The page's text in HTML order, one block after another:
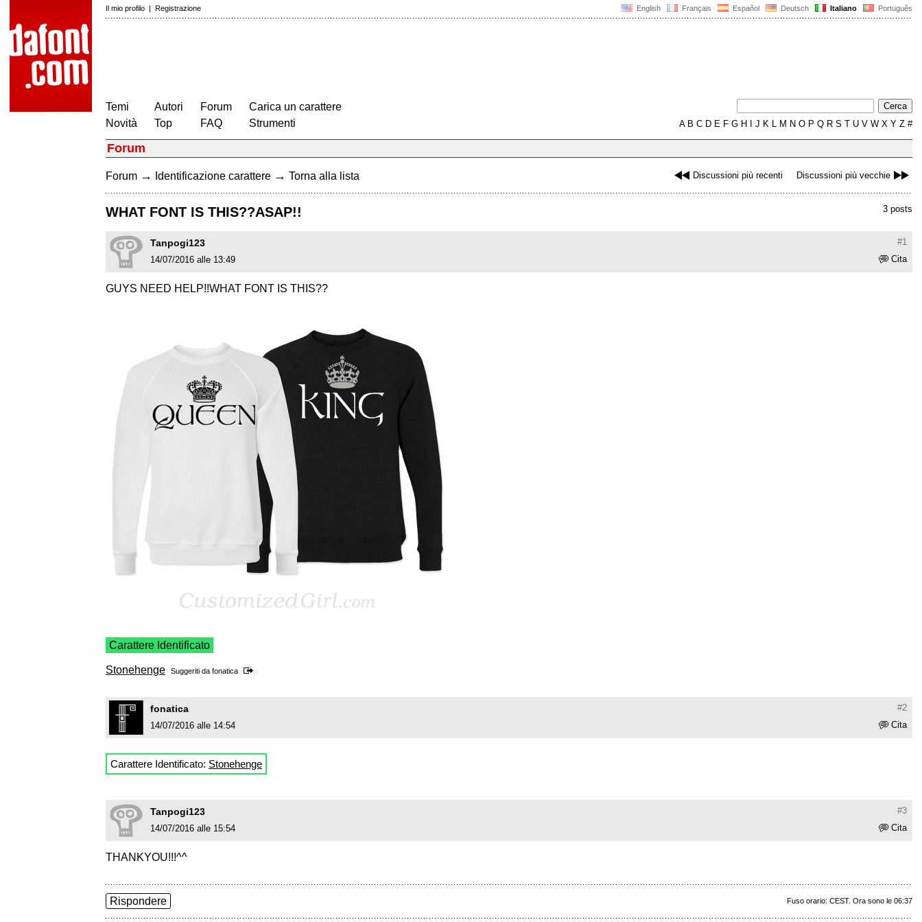
English Français Español Deutsch Italiano Português
Il mio profilo | Registrazione
Temi
Novità
Autori
Top
Forum
FAQ
Carica un carattere
Strumenti
AB C D E F G H J K L M N O P Q R S T U V W X Y Z #
Forum
Discussioni più recenti Discussioni più vecchie
Forum → Identificazione carattere → Torna alla lista
3 posts
WHAT FONT IS THIS??ASAP!!
#1
Tanpogi123
Cita
14/07/2016 alle 13:49
GUYS NEED HELP!!WHAT FONT IS THIS??
Carattere Identificato
Stonehenge Suggeriti da fonatica
#2
fonatica
Cita
14/07/2016 alle 14:54
Carattere Identificato: Stonehenge
#3
Tanpogi123
Cita
14/07/2016 alle 15:54
THANKYOU!!!^^
Fuso orario: CEST. Ora sono le 06:37
Rispondere